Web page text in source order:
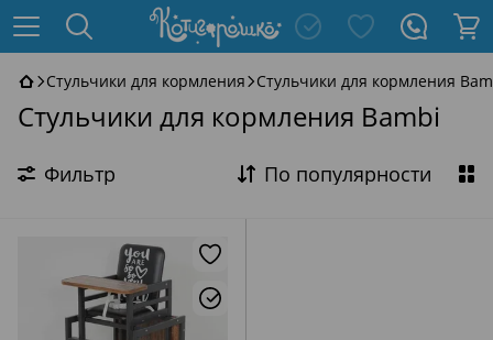
Стульчики для кормления Стульчики для кормления
Стульчики для кормления Bambi
Фильтр По популярности